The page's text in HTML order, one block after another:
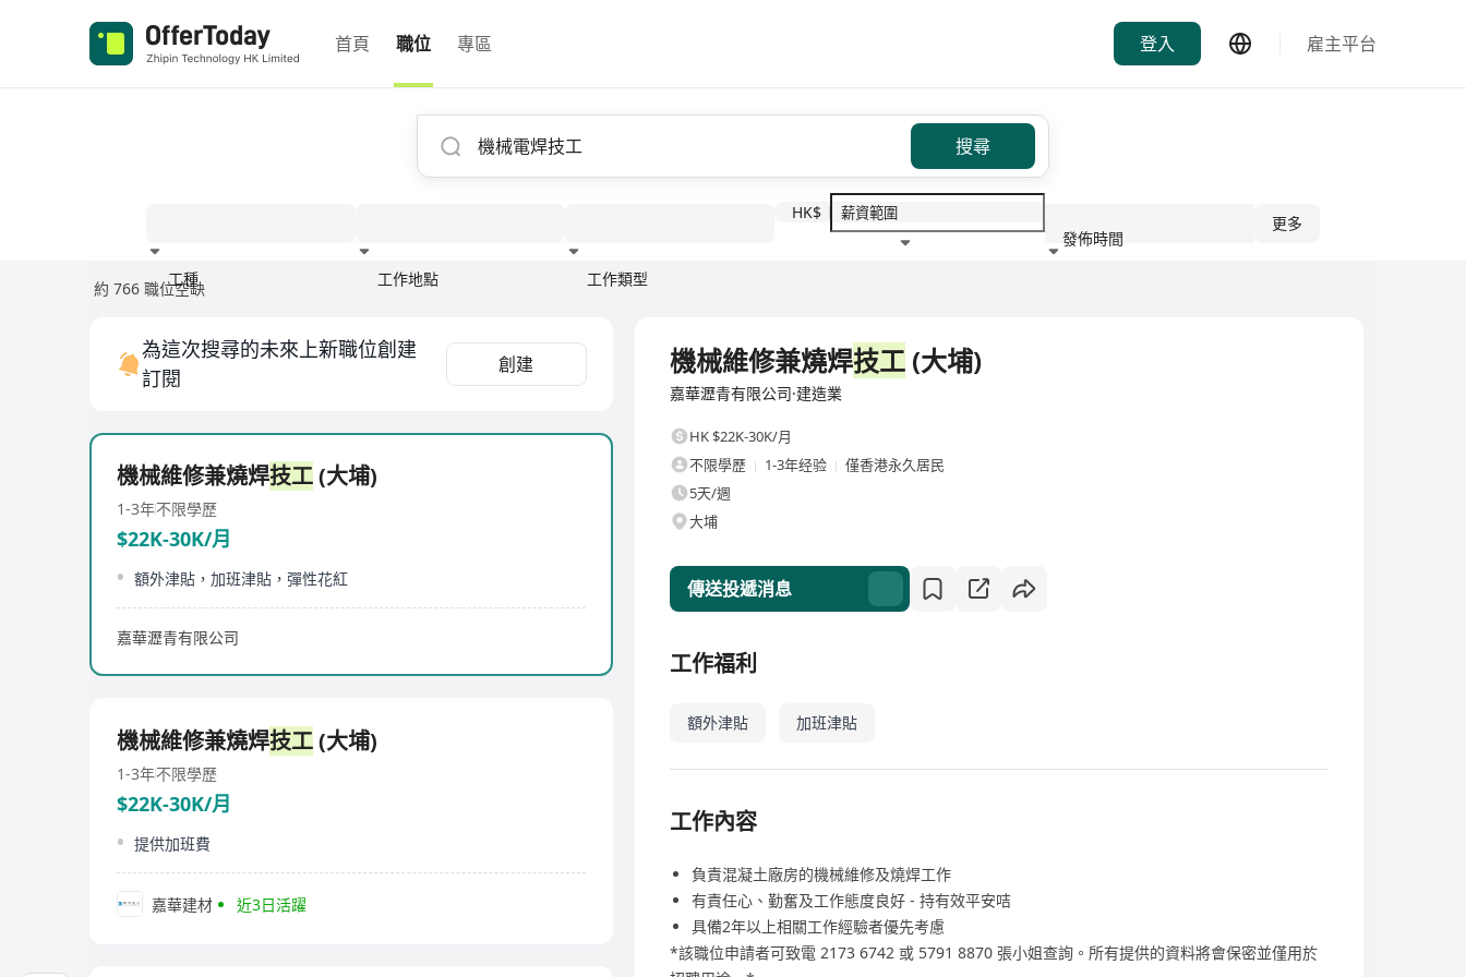
首頁 職位 專區 登入 雇主平台
搜尋
工種 工作地點 工作類型
HK$
發佈時間
更多
約 766 職位空缺
為這次搜尋的未來上新職位創建
訂閱
創建
機械維修兼燒焊技工(大埔)
1-3年不限學歷
$22K-30K/月
額外津貼，加班津貼，彈性花紅
嘉華瀝青有限公司
機械維修兼燒焊技工(大埔)
1-3年不限學歷
$22K-30K/月
提供加班費
嘉華建材 近3日活躍
機械維修兼燒焊技工 (大埔)
嘉華瀝青有限公司·建造業
HK $22K-30K/月
不限學歷
1-3年经验
僅香港永久居民
5天/週
大埔
傳送投遞消息
工作福利
額外津貼 加班津貼
工作內容
負責混凝土廠房的機械維修及燒焊工作
有責任心、勤奮及工作態度良好 - 持有效平安咭
具備2年以上相關工作經驗者優先考慮
*該職位申請者可致電 2173 6742 或 5791 8870 張小姐查詢。所有提供的資料將會保密並僅用於